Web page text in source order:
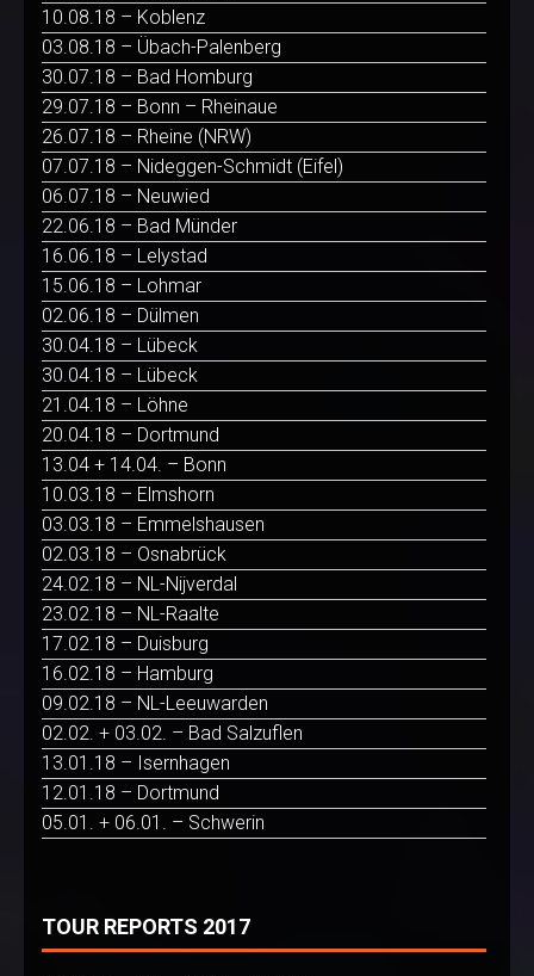
10.08.18 – Koblenz
03.08.18 – Übach-Palenberg
30.07.18 – Bad Homburg
29.07.18 – Bonn – Rheinaue
26.07.18 – Rheine (NRW)
07.07.18 – Nideggen-Schmidt (Eifel)
06.07.18 – Neuwied
22.06.18 – Bad Münder
16.06.18 – Lelystad
15.06.18 – Lohmar
02.06.18 – Dülmen
30.04.18 – Lübeck
30.04.18 – Lübeck
21.04.18 – Löhne
20.04.18 – Dortmund
13.04 + 14.04. – Bonn
10.03.18 – Elmshorn
03.03.18 – Emmelshausen
02.03.18 – Osnabrück
24.02.18 – NL-Nijverdal
23.02.18 – NL-Raalte
17.02.18 – Duisburg
16.02.18 – Hamburg
09.02.18 – NL-Leeuwarden
02.02. + 03.02. – Bad Salzuflen
13.01.18 – Isernhagen
12.01.18 – Dortmund
05.01. + 06.01. – Schwerin
TOUR REPORTS 2017